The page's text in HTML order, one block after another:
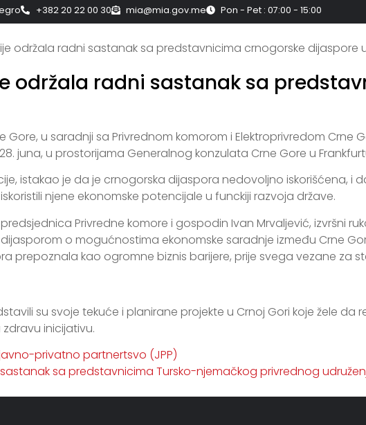
+382 20 22 00 30 mia@mia.gov.me Pon - Pet : 07:00 - 15:00
ZAŠTO CRNA GORA JAVNO-PRIVATNO PARTNERSTVO
održala radni sastanak sa predstavnicima crnogorske dijaspore
održala radni sastanak sa
Gore, u saradnji sa Privrednom komorom i Elektroprivredom Crne
juna, u prostorijama Generalnog konzulata Crne Gore u
istakao je da je crnogorska dijaspora nedovoljno iskorišćena, i
njene ekonomske potencijale u funckiji razvoja države.
Privredne komore i gospodin Ivan Mrvaljević, izvršni
o mogućnostima ekonomske saradnje između Crne
prepoznala kao ogromne biznis barijere, prije svega vezane za
su svoje tekuće i planirane projekte u Crnoj Gori koje žele da
inicijativu.
privatno partnertsvo (JPP)
sa predstavnicima Tursko-njemačkog privrednog